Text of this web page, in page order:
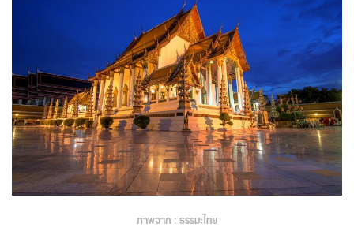
ภาพจาก : ธรรมะไทย